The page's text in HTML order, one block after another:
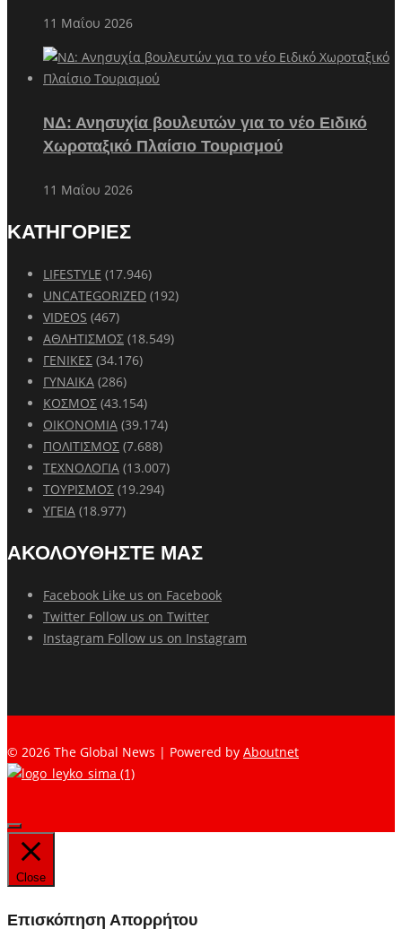
11 Μαΐου 2026
ΝΔ: Ανησυχία βουλευτών για το νέο Ειδικό
Χωροταξικό Πλαίσιο Τουρισμού
11 Μαΐου 2026
ΚΑΤΗΓΟΡΙΕΣ
LIFESTYLE (17.946)
UNCATEGORIZED (192)
VIDEOS (467)
ΑΘΛΗΤΙΣΜΟΣ (18.549)
ΓΕΝΙΚΕΣ (34.176)
ΓΥΝΑΙΚΑ (286)
ΚΟΣΜΟΣ (43.154)
ΟΙΚΟΝΟΜΙΑ (39.174)
ΠΟΛΙΤΙΣΜΟΣ (7.688)
ΤΕΧΝΟΛΟΓΙΑ (13.007)
ΤΟΥΡΙΣΜΟΣ (19.294)
ΥΓΕΙΑ (18.977)
ΑΚΟΛΟΥΘΗΣΤΕ ΜΑΣ
Facebook Like us on Facebook
Twitter Follow us on Twitter
Instagram Follow us on Instagram
© 2026 The Global News | Powered by Aboutnet
Close
Επισκόπηση Απορρήτου